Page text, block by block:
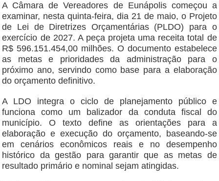
A Câmara de Vereadores de Eunápolis começou a
examinar, nesta quinta-feira, dia 21 de maio, o Projeto
de Lei de Diretrizes Orçamentárias (PLDO) para o
exercício de 2027. A peça projeta uma receita total de
R$ 596.151.454,00 milhões. O documento estabelece
as metas e prioridades da administração para o
próximo ano, servindo como base para a elaboração
do orçamento definitivo.
A LDO integra o ciclo de planejamento público e
funciona como um balizador da conduta fiscal do
município. O texto define as orientações para a
elaboração e execução do orçamento, baseando-se
em cenários econômicos reais e no desempenho
histórico da gestão para garantir que as metas de
resultado primário e nominal sejam atingidas.